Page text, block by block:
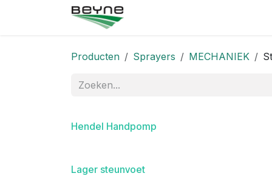
Overslaan naar inhoud
Producten Sprayers MECHANIEK
Hendel Handpomp
Lager steunvoet